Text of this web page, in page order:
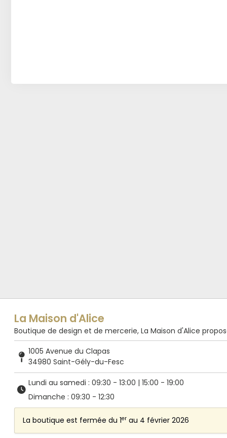
La Maison d'Alice
Boutique de design et de mercerie, La Maison d'Alice
1005 Avenue du Clapas
34980 Saint-Gély-du-Fesc
Lundi au samedi : 09:30 - 13:00 | 15:00 - 19:00
Dimanche : 09:30 - 12:30
La boutique est fermée du 1er au 4 février 2026